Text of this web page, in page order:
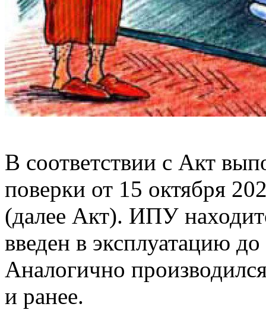
В соответствии с Акт
поверки от 15 октября
(далее Акт). ИПУ
введен в эксплуатацию
Аналогично
и ранее.